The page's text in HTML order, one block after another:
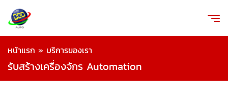
หน้าแรก » บริการของเรา
รับสร้างเครื่องจักร Automation